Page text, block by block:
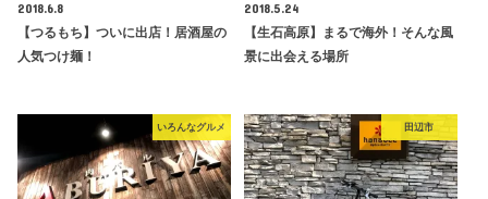
2018.6.8
【つるもち】ついに出店！居酒屋の
人気つけ麺！
2018.5.24
【生石高原】まるで海外！そんな風
景に出会える場所
いろんなグルメ 田辺市